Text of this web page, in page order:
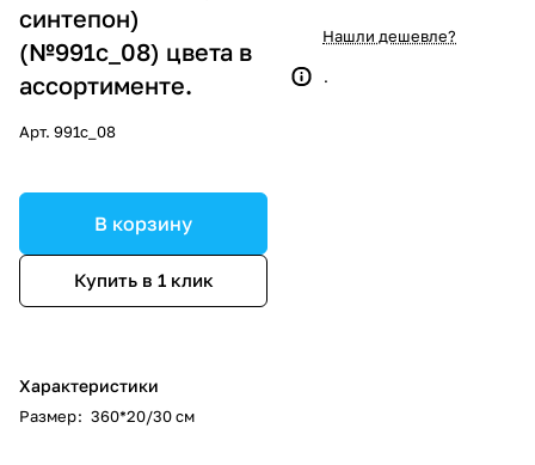
синтепон)
(№991с_08) цвета в
ассортименте.
Арт. 991с_08
В корзину
Купить в 1 клик
Характеристики
Размер: 360*20/30 см
Нашли дешевле?
.